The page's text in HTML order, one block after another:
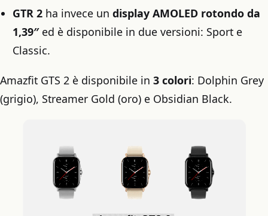
GTR 2ha invece un display AMOLED rotondo da
1,39″ed è disponibile in due versioni: Sport e
Classic.
Amazfit GTS 2 è disponibile in 3 colori: Dolphin Grey
(grigio), Streamer Gold (oro) e Obsidian Black.